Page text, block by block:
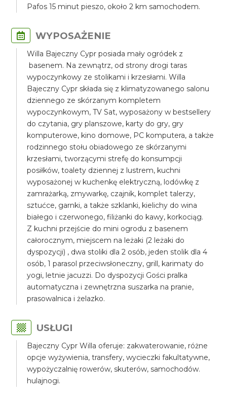
Pafos 15 minut pieszo, około 2 km samochodem.
WYPOSAŻENIE
Willa Bajeczny Cypr posiada mały ogródek z
basenem. Na zewnątrz, od strony drogi taras
wypoczynkowy ze stolikami i krzesłami. Willa
Bajeczny Cypr składa się z klimatyzowanego salonu
dziennego ze skórzanym kompletem
wypoczynkowym, TV Sat, wyposażony w bestsellery
do czytania, gry planszowe, karty do gry, gry
komputerowe, kino domowe, PC komputera, a także
rodzinnego stołu obiadowego ze skórzanymi
krzesłami, tworzącymi strefę do konsumpcji
posiłków, toalety dziennej z lustrem, kuchni
wyposażonej w kuchenkę elektryczną, lodówkę z
zamrażarką, zmywarkę, czajnik, komplet talerzy,
sztućce, garnki, a także szklanki, kielichy do wina
białego i czerwonego, filiżanki do kawy, korkociąg.
Z kuchni przejście do mini ogrodu z basenem
całorocznym, miejscem na leżaki (2 leżaki do
dyspozycji) , dwa stoliki dla 2 osób, jeden stolik dla 4
osób, 1 parasol przeciwsłoneczny, grill, karimaty do
yogi, letnie jacuzzi. Do dyspozycji Gości pralka
automatyczna i zewnętrzna suszarka na pranie,
prasowalnica i żelazko.
USŁUGI
Bajeczny Cypr Willa oferuje: zakwaterowanie, różne
opcje wyżywienia, transfery, wycieczki fakultatywne,
wypożyczalnię rowerów, skuterów, samochodów.
hulajnogi.